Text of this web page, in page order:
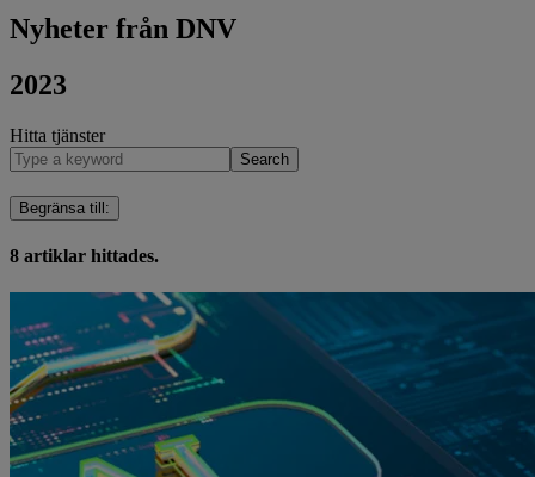
Nyheter från DNV
2023
Hitta tjänster
Search
Begränsa till :
8 artiklar hittades.